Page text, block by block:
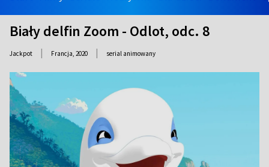
Biały delfin Zoom - Odlot, odc. 8
Jackpot | Francja, 2020 | serial animowany